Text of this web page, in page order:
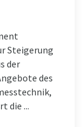
Steigerung
der
des
die ...